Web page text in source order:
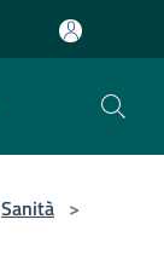
Sanità >